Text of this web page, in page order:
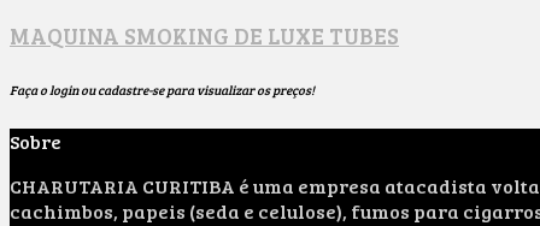
MAQUINA SMOKING DE LUXE TUBES
Faça o login ou cadastre-se para visualizar os preços!
Sobre
CHARUTARIA CURITIBA é uma empresa atacadista
cachimbos, papeis (seda e celulose), fumos para